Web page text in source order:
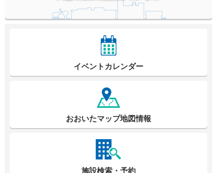
イベントカレンダー
おおいたマップ地図情報
施設検索・予約